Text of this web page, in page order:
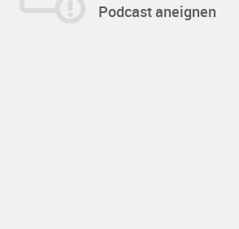
Podcast aneignen